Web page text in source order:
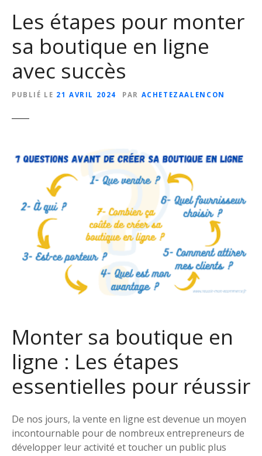
Les étapes pour monter
sa boutique en ligne
avec succès
PUBLIÉ LE 21 AVRIL 2024 PAR ACHETEZAALENCON
Monter sa boutique en
ligne : Les étapes
essentielles pour réussir
De nos jours, la vente en ligne est devenue un moyen
incontournable pour de nombreux entrepreneurs de
développer leur activité et toucher un public plus